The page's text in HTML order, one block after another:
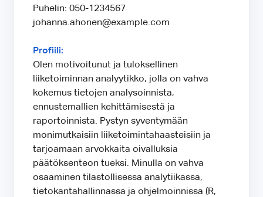
Puhelin: 050-1234567
johanna.ahonen@example.com
Profiili:
Olen motivoitunut ja tuloksellinen
liiketoiminnan analyytikko, jolla on vahva
kokemus tietojen analysoinnista,
ennustemallien kehittämisestä ja
raportoinnista. Pystyn syventymään
monimutkaisiin liiketoimintahaasteisiin ja
tarjoamaan arvokkaita oivalluksia
päätöksenteon tueksi. Minulla on vahva
osaaminen tilastollisessa analytiikassa,
tietokantahallinnassa ja ohjelmoinnissa (R,